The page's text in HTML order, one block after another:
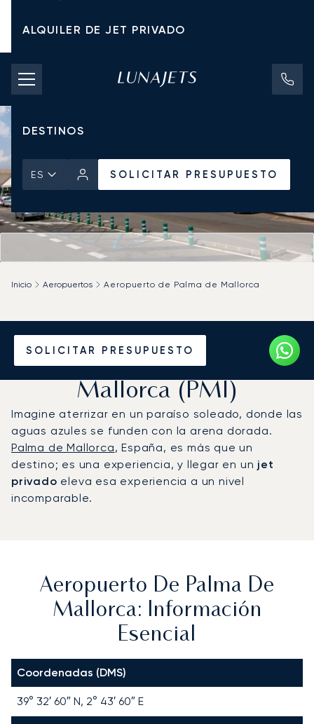
ALQUILER DE JET PRIVADO
TARIFAS DE CHÁRTER
JETS PRIVADOS
DESTINOS
ES SOLICITAR PRESUPUESTO
SOLICITAR PRESUPUESTO
Inicio Aeropuertos Aeropuerto de Palma de Mallorca
Vuele en Jet Privado al
Aeropuerto de Palma de
Mallorca (PMI)
Imagine aterrizar en un paraíso soleado, donde las
aguas azules se funden con la arena dorada.
Palma de Mallorca, España, es más que un
destino; es una experiencia, y llegar en un jet
privado eleva esa experiencia a un nivel
incomparable.
Aeropuerto De Palma De
Mallorca: Información
Esencial
Coordenadas (DMS)
39° 32′ 60″ N, 2° 43′ 60″ E